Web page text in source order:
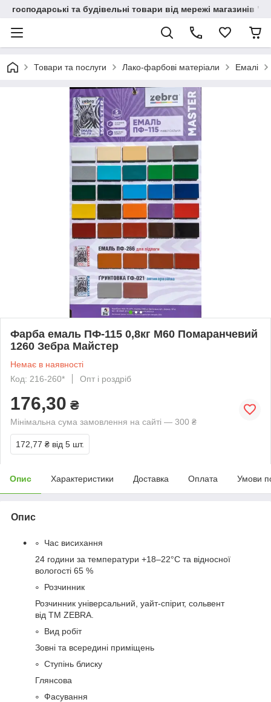
господарські та будівельні товари від мережі магазинів
Товари та послуги Лако-фарбові матеріали Емалі
Фарба емаль ПФ-115 0,8кг М60 Помаранчевий
1260 Зебра Майстер
Немає в наявності
Код: 216-260*
Опт і роздріб
176,30 ₴
Мінімальна сума замовлення на сайті — 300 ₴
172,77 ₴ від 5 шт.
Опис Характеристики Доставка Оплата Умови
Опис
Час висихання
24 години за температури +18–22°С та відносної
вологості 65 %
Розчинник
Розчинник універсальний, уайт-спірит, cольвент
від ТМ ZEBRA.
Вид робіт
Зовні та всередині приміщень
Ступінь блиску
Глянсова
Фасування